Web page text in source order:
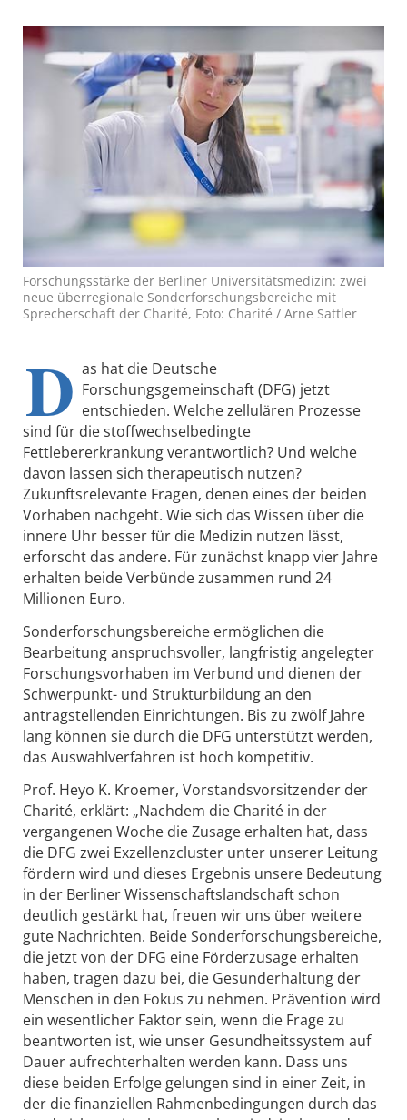
Forschungsstärke der Berliner Universitätsmedizin: zwei
neue überregionale Sonderforschungsbereiche mit
Sprecherschaft der Charité, Foto: Charité / Arne Sattler
D as hat die Deutsche
Forschungsgemeinschaft (DFG) jetzt
entschieden. Welche zellulären Prozesse
sind für die stoffwechselbedingte
Fettlebererkrankung verantwortlich? Und welche
davon lassen sich therapeutisch nutzen?
Zukunftsrelevante Fragen, denen eines der beiden
Vorhaben nachgeht. Wie sich das Wissen über die
innere Uhr besser für die Medizin nutzen lässt,
erforscht das andere. Für zunächst knapp vier Jahre
erhalten beide Verbünde zusammen rund 24
Millionen Euro.
Sonderforschungsbereiche ermöglichen die
Bearbeitung anspruchsvoller, langfristig angelegter
Forschungsvorhaben im Verbund und dienen der
Schwerpunkt- und Strukturbildung an den
antragstellenden Einrichtungen. Bis zu zwölf Jahre
lang können sie durch die DFG unterstützt werden,
das Auswahlverfahren ist hoch kompetitiv.
Prof. Heyo K. Kroemer, Vorstandsvorsitzender der
Charité, erklärt: „Nachdem die Charité in der
vergangenen Woche die Zusage erhalten hat, dass
die DFG zwei Exzellenzcluster unter unserer Leitung
fördern wird und dieses Ergebnis unsere Bedeutung
in der Berliner Wissenschaftslandschaft schon
deutlich gestärkt hat, freuen wir uns über weitere
gute Nachrichten. Beide Sonderforschungsbereiche,
die jetzt von der DFG eine Förderzusage erhalten
haben, tragen dazu bei, die Gesunderhaltung der
Menschen in den Fokus zu nehmen. Prävention wird
ein wesentlicher Faktor sein, wenn die Frage zu
beantworten ist, wie unser Gesundheitssystem auf
Dauer aufrechterhalten werden kann. Dass uns
diese beiden Erfolge gelungen sind in einer Zeit, in
der die finanziellen Rahmenbedingungen durch das